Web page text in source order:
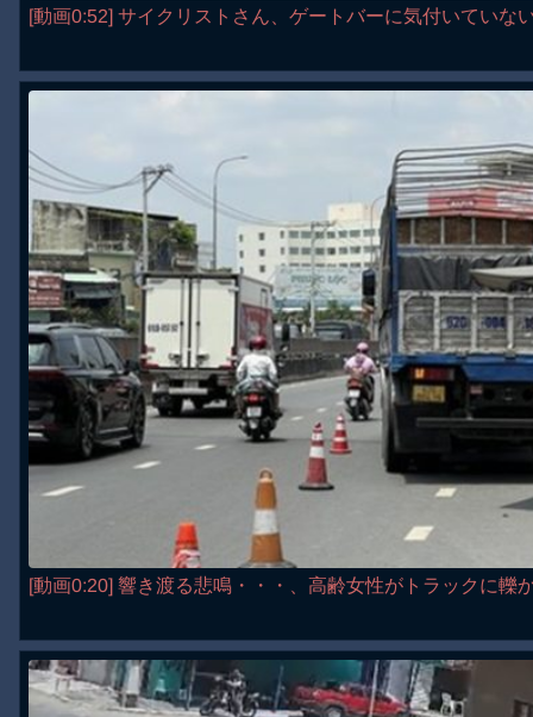
[動画0:52] サイクリストさん、ゲートバーに気付いていな
[動画0:20] 響き渡る悲鳴・・・、高齢女性がトラックに轢